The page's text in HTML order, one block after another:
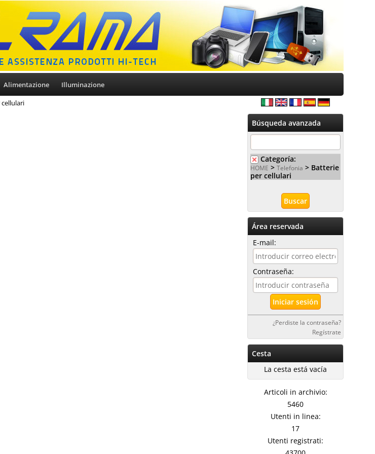
Alimentazione Illuminazione
Búsqueda avanzada
Categoría:
HOME > Telefonia > Batterie
per cellulari
Área reservada
E-mail:
Contraseña:
¿Perdiste la contraseña?
Regístrate
Cesta
La cesta está vacía
Articoli in archivio:
5460
Utenti in linea:
17
Utenti registrati: